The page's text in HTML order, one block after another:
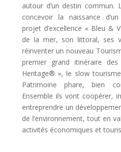
autour d’un destin
concevoir la naissance
projet d’excellence « Bleu &
de la mer, son littoral, ses
réinventer un nouveau
premier grand itinéraire
Heritage® », le slow
Patrimoine phare, bien
Ensemble ils vont coopérer,
entreprendre un
de l’environnement, tout en
activités économiques et